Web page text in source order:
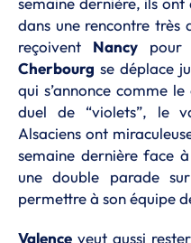
dans une rencontre très
reçoivent Nancy pour
Cherbourg se déplace
qui s’annonce comme
duel de “violets”, le
Alsaciens ont
semaine dernière face à
une double parade
permettre à son équipe
Valence veut aussi